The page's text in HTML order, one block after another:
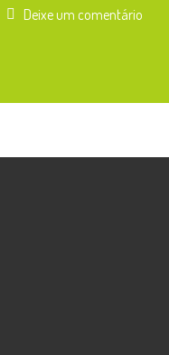
Deixe um comentário